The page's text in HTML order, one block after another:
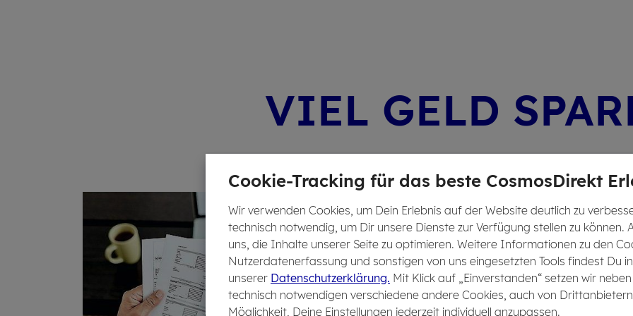
Cookie-Tracking für das beste CosmosDirekt
Wir verwenden Cookies, um Dein Erlebnis auf der Website deutlich zu
technisch notwendig, um Dir unsere Dienste zur Verfügung stellen zu können.
uns, die Inhalte unserer Seite zu optimieren. Weitere Informationen zu den
Nutzerdatenerfassung und sonstigen von uns eingesetzten Tools findest Du in
unserer Datenschutzerklärung. Mit Klick auf „Einverstanden“ setzen wir neben
technisch notwendigen verschiedene andere Cookies, auch von
Möglichkeit, Deine Einstellungen jederzeit individuell anzupassen.
VIEL GELD
5 % Kundenbonus
Bis10 %
Bis10 % für
Rabatte fürspezielle